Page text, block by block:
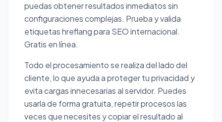
puedas obtener resultados inmediatos sin
configuraciones complejas. Prueba y valida
etiquetas hreflang para SEO internacional.
Gratis en línea.
Todo el procesamiento se realiza del lado del
cliente, lo que ayuda a proteger tu privacidad y
evita cargas innecesarias al servidor. Puedes
usarla de forma gratuita, repetir procesos las
veces que necesites y copiar el resultado al